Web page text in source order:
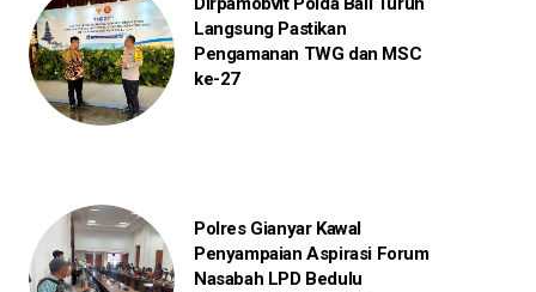
Langsung Pastikan
Pengamanan TWG dan MSC
ke-27
Polres Gianyar Kawal
Penyampaian Aspirasi Forum
Nasabah LPD Bedulu